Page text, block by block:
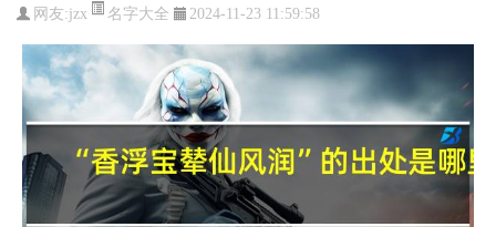
网友:jzx 名字大全 2024-11-23 11:59:58